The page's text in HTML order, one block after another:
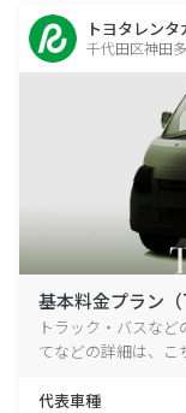
トヨタレン
千代田区神田
基本料金プラン（
トラック・バスな
てなどの詳細は、こ
代表車種